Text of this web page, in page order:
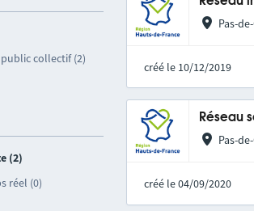
collectif (2)
(2)
réel (0)
Pas-
créé le 10/12/2019
Réseau
Pas-
créé le 04/09/2020